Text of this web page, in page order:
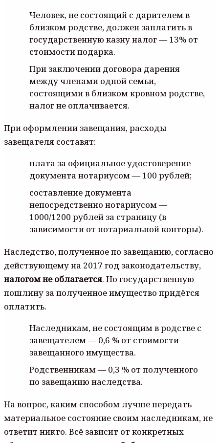
Человек, не состоящий с дарителем в
близком родстве, должен заплатить в
государственную казну налог — 13% от
стоимости подарка.
При заключении договора дарения
между членами одной семьи,
состоящими в близком кровном родстве,
налог не оплачивается.
При оформлении завещания, расходы
завещателя составят:
плата за официальное удостоверение
документа нотариусом — 100 рублей;
составление документа
непосредственно нотариусом —
1000/1200 рублей за страницу (в
зависимости от нотариальной конторы).
Наследство, полученное по завещанию, согласно
действующему на 2017 год законодательству,
налогом не облагается. Но государственную
пошлину за полученное имущество придётся
оплатить.
Наследникам, не состоящим в родстве с
завещателем — 0,6 % от стоимости
завещанного имущества.
Родственникам — 0,3 % от полученного
по завещанию наследства.
На вопрос, каким способом лучше передать
материальное состояние своим наследникам, не
ответит никто. Всё зависит от конкретных